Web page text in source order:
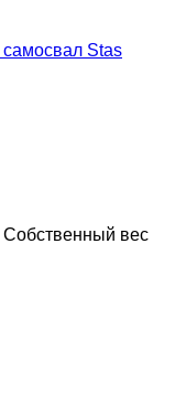
Stas
Собственный вес